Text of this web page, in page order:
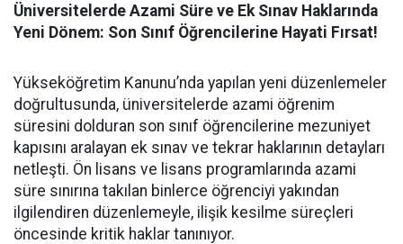
Üniversitelerde Azami Süre ve Ek Sınav Haklarında
Yeni Dönem: Son Sınıf Öğrencilerine Hayati Fırsat!
​Yükseköğretim Kanunu’nda yapılan yeni düzenlemeler
doğrultusunda, üniversitelerde azami öğrenim
süresini dolduran son sınıf öğrencilerine mezuniyet
kapısını aralayan ek sınav ve tekrar haklarının detayları
netleşti. Ön lisans ve lisans programlarında azami
süre sınırına takılan binlerce öğrenciyi yakından
ilgilendiren düzenlemeyle, ilişik kesilme süreçleri
öncesinde kritik haklar tanınıyor.